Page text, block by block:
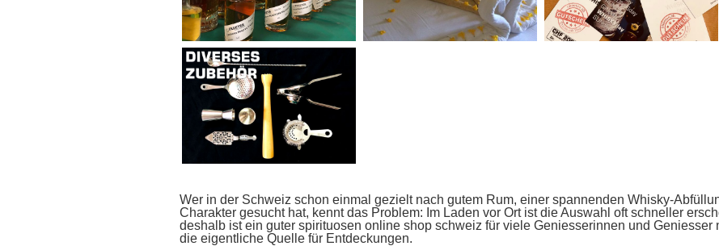
Wer in der Schweiz schon einmal gezielt nach gutem Rum, einer spannenden Whisky-
Charakter gesucht hat, kennt das Problem: Im Laden vor Ort ist die Auswahl oft schneller
deshalb ist ein guter spirituosen online shop schweiz für viele Geniesserinnen und Geniesser
die eigentliche Quelle für Entdeckungen.